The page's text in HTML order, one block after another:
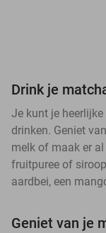
Drink je
Je kunt je
drinken. Geniet
melk of maak er
fruitpuree of
aardbei, een
Geniet van je